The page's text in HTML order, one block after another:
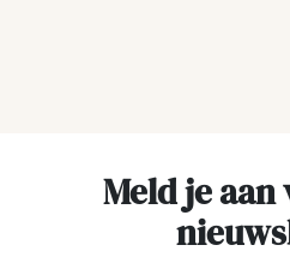
Meld je aan